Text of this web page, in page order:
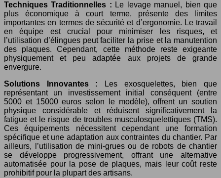
Techniques Traditionnelles : Le levage manuel, bien que
plus économique à court terme, présente des limites
importantes en termes de sécurité et d’ergonomie. Le travail
en équipe est crucial pour minimiser les risques, et
l’utilisation d’élingues peut faciliter la prise et la manutention
des plaques. Cependant, cette méthode reste exigeante
physiquement et peu adaptée aux projets de grande
envergure.
Solutions Innovantes :
Les exosquelettes, bien que
représentant un investissement initial conséquent (entre
5000 et 15000 euros selon le modèle), offrent un soutien
physique considérable et réduisent significativement la
fatigue et le risque de troubles musculosquelettiques (TMS).
Ces équipements nécessitent cependant une formation
spécifique et une adaptation aux contraintes du chantier. Par
ailleurs, l’utilisation de mini-grues ou de robots de chantier
se développe progressivement, offrant une alternative
automatisée pour la pose de plaques, mais leur coût reste
prohibitif pour la plupart des artisans.